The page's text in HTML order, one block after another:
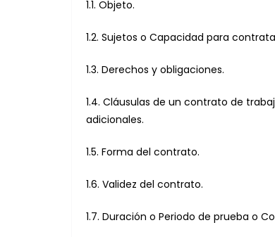
1.1. Objeto.
1.2. Sujetos o Capacidad para
1.3. Derechos y obligaciones.
1.4. Cláusulas de un contrato de
adicionales.
1.5. Forma del contrato.
1.6. Validez del contrato.
1.7. Duración o Periodo de prueba o